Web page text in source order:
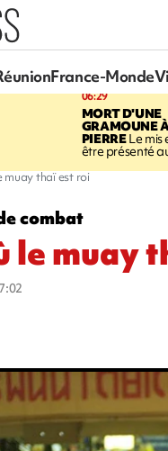
France-Monde
06:29
MORT D'UNE
GRAMOUNE
PIERRELe mis
être présenté
muay thaï est roi
combat
le muay